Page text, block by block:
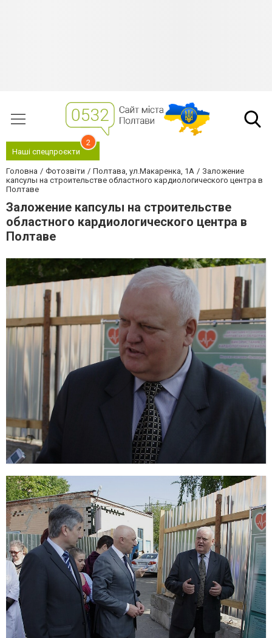
Наші спецпроєкти
2
Головна Фотозвіти Полтава, ул.Макаренка, 1А
Заложение
капсулы на строительстве областного кардиологического центра в
Полтаве
Заложение капсулы на строительстве
областного кардиологического центра в
Полтаве